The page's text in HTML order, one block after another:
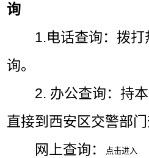
询
1.电话查询：拨
询。
2. 办公查询：持
直接到西安区交警部门
网上查询：